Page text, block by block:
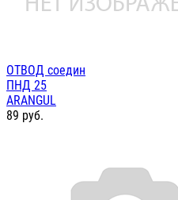
ОТВОД соедин
ПНД 25
ARANGUL
89 руб.